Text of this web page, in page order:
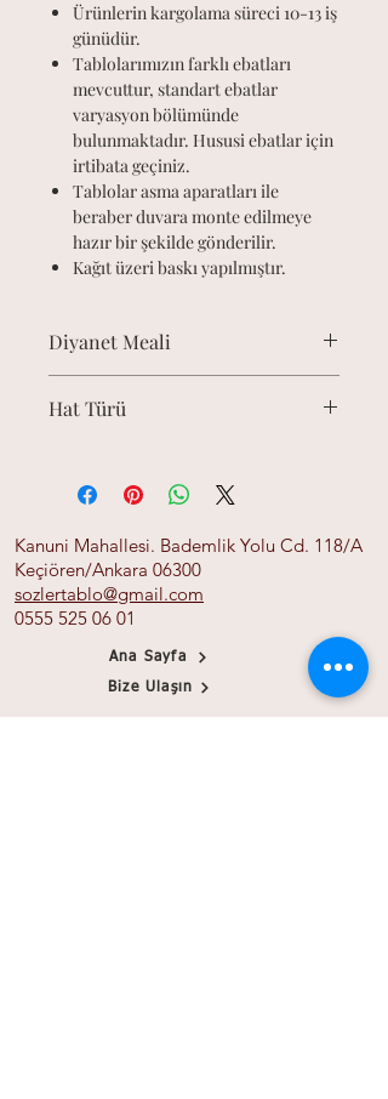
Ürünlerin kargolama süreci 10-13 iş
günüdür.
Tablolarımızın farklı ebatları
mevcuttur, standart ebatlar
varyasyon bölümünde
bulunmaktadır. Hususi ebatlar için
irtibata geçiniz.
Tablolar asma aparatları ile
beraber duvara monte edilmeye
hazır bir şekilde gönderilir.
Kağıt üzeri baskı yapılmıştır.
Diyanet Meali
Hat Türü
Kanuni Mahallesi. Bademlik Yolu Cd. 118/A
Keçiören/Ankara 06300
sozlertablo@gmail.com
0555 525 06 01
Ana Sayfa
Bize Ulaşın